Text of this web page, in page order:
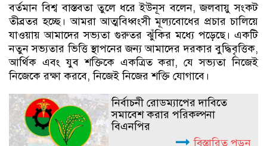
বর্তমান বিশ্ব বাস্তবতা তুলে ধরে ইউনূস বলেন, জলবায়ু সংকট
তীব্রতর হচ্ছে। আমরা আত্মবিধ্বংসী মূল্যবোধের প্রচার চালিয়ে
যাওয়ায় আমাদের সভ্যতা গুরুতর ঝুঁকির মধ্যে পড়েছে। একটি
নতুন সভ্যতার ভিত্তি স্থাপনের জন্য আমাদের দরকার বুদ্ধিবৃত্তিক,
আর্থিক এবং যুব শক্তিকে একত্রিত করা, যে সভ্যতা নিজেই
নিজেকে রক্ষা করবে, নিজেই নিজের শক্তি যোগাবে।
নির্বাচনী রোডম্যাপের দাবিতে
সমাবেশ করার পরিকল্পনা
বিএনপির
বিস্তারিত পড়ুন